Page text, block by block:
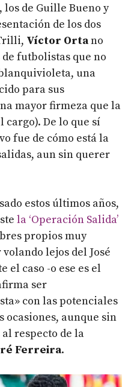
los de Guille Bueno y
de los dos
Víctor Ortano
futbolistas que no
una
para sus
mayor firmeza que la
cargo). De lo que sí
fue de cómo está la
aun sin querer
estos últimos años,
la ‘Operación Salida’
propios muy
lejos del José
el caso -o ese es el
ser
con las potenciales
ocasiones, aunque sin
respecto de la
Ferreira.